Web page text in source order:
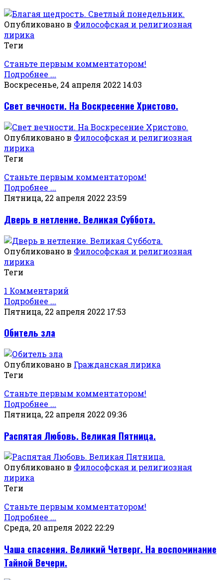
Опубликовано в Философская и религиозная
лирика
Теги
Станьте первым комментатором!
Подробнее ...
Воскресенье, 24 апреля 2022 14:03
Свет вечности. На Воскресение Христово.
Опубликовано в Философская и религиозная
лирика
Теги
Станьте первым комментатором!
Подробнее ...
Пятница, 22 апреля 2022 23:59
Дверь в нетление. Великая Суббота.
Опубликовано в Философская и религиозная
лирика
Теги
1 Комментарий
Подробнее ...
Пятница, 22 апреля 2022 17:53
Обитель зла
Опубликовано в Гражданская лирика
Теги
Станьте первым комментатором!
Подробнее ...
Пятница, 22 апреля 2022 09:36
Распятая Любовь. Великая Пятница.
Опубликовано в Философская и религиозная
лирика
Теги
Станьте первым комментатором!
Подробнее ...
Среда, 20 апреля 2022 22:29
Чаша спасения. Великий Четверг. На воспоминание
Тайной Вечери.